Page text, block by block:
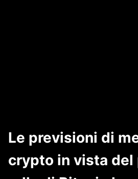
Le previsioni di
crypto in vista del